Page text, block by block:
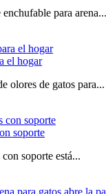
para arena...
el hogar
olores de gatos para...
soporte
soporte está...